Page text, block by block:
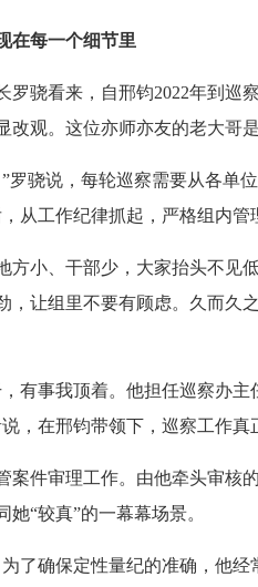
在每一个细节里
看来，自邢钧2022年到巡
观。这位亦师亦友的老大哥
骁说，每轮巡察需要从各单位
从工作纪律抓起，严格组内
、干部少，大家抬头不见
，让组里不要有顾虑。久而久
事我顶着。他担任巡察办主
，在邢钧带领下，巡察工作真
审理工作。由他牵头审核的
“较真”的一幕幕场景。
确保定性量纪的准确，他经